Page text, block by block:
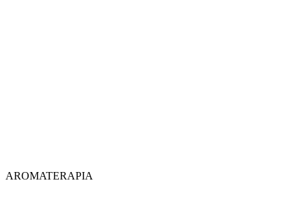
AROMATERAPIA